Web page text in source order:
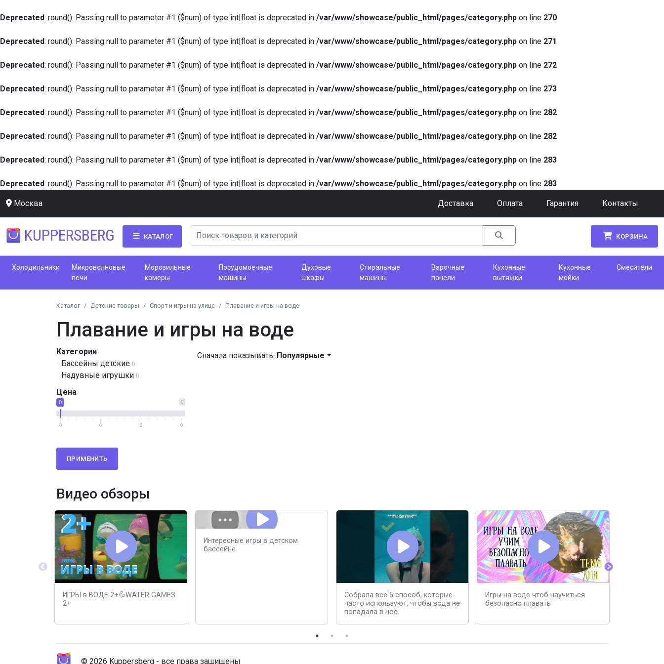
Deprecated: round(): Passing null to parameter #1 ($num) of type int|float is deprecated in /var/www/showcase/public_html/pages/category.php on line 270
Deprecated: round(): Passing null to parameter #1 ($num) of type int|float is deprecated in /var/www/showcase/public_html/pages/category.php on line 271
Deprecated: round(): Passing null to parameter #1 ($num) of type int|float is deprecated in /var/www/showcase/public_html/pages/category.php on line 272
Deprecated: round(): Passing null to parameter #1 ($num) of type int|float is deprecated in /var/www/showcase/public_html/pages/category.php on line 273
Deprecated: round(): Passing null to parameter #1 ($num) of type int|float is deprecated in /var/www/showcase/public_html/pages/category.php on line 282
Deprecated: round(): Passing null to parameter #1 ($num) of type int|float is deprecated in /var/www/showcase/public_html/pages/category.php on line 282
Deprecated: round(): Passing null to parameter #1 ($num) of type int|float is deprecated in /var/www/showcase/public_html/pages/category.php on line 283
Deprecated: round(): Passing null to parameter #1 ($num) of type int|float is deprecated in /var/www/showcase/public_html/pages/category.php on line 283
Москва Доставка Оплата Гарантия Контакты
KUPPERSBERG КАТАЛОГ КОРЗИНА
Холодильники
Микроволновые
печи
Морозильные
камеры
Посудомоечные
машины
Духовые
шкафы
Стиральные
машины
Варочные
панели
Кухонные
вытяжки
Кухонные
мойки
Смесители
Каталог Детские товары Спорт и игры на улице Плавание и игры на воде
Плавание и игры на воде
Категории
Бассейны детские 0
Надувные игрушки 0
Цена
0
0
0 0 0 0
ПРИМЕНИТЬ
Сначала показывать: Популярные
Видео обзоры
ИГРЫ в ВОДЕ 2+💦WATER GAMES
2+
Интересные игры в детском
бассейне
Собрала все 5 способ, которые
часто используют, чтобы вода не
попадала в нос.
Игры на воде чтоб научиться
безопасно плавать
© 2026 Kuppersberg - все права защищены